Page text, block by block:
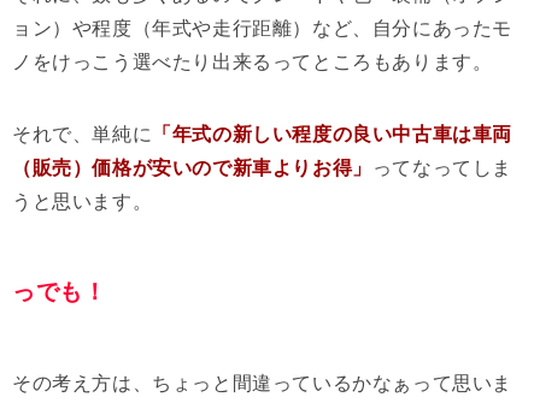
ョン）や程度（年式や走行距離）など、自分にあったモ
ノをけっこう選べたり出来るってところもあります。
それで、単純に
「年式の新しい程度の良い中古車は車両
（販売）価格が安いので新車よりお得」
ってなってしま
うと思います。
っでも！
その考え方は、ちょっと間違っているかなぁって思いま